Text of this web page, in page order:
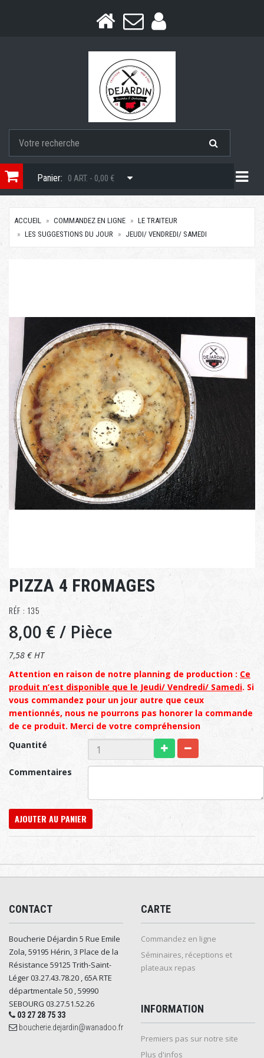
Panier: 0 ART. - 0,00 €
ACCUEIL COMMANDEZ EN LIGNE
LE TRAITEUR
LES SUGGESTIONS DU JOUR
JEUDI/ VENDREDI/ SAMEDI
PIZZA 4 FROMAGES
RÉF : 135
8,00 €/ Pièce
7,58 € HT
Attention en raison de notre planning de production : Ce
produit n’est disponible que le Jeudi/ Vendredi/ Samedi. Si
vous commandez pour un jour autre que ceux
mentionnés, nous ne pourrons pas honorer la commande
de ce produit. Merci de votre compréhension
Quantité
Commentaires
AJOUTER AU PANIER
CONTACT
Boucherie Déjardin 5 Rue Emile
Zola, 59195 Hérin, 3 Place de la
Résistance 59125 Trith-Saint-
Léger 03.27.43.78.20 , 65A RTE
départmentale 50 , 59990
SEBOURG 03.27.51.52.26
03 27 28 75 33
boucherie.dejardin@wanadoo.fr
CARTE
Commandez en ligne
Séminaires, réceptions et
plateaux repas
INFORMATION
Premiers pas sur notre site
Plus d'infos